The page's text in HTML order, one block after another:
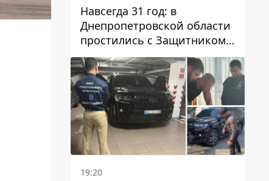
Навсегда 31 год: в
Днепропетровской области
простились с Защитником
Александром Репиным
19:20